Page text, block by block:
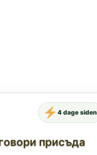
присъда
4 dage siden